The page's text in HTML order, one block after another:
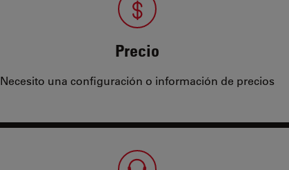
Precio
Necesito una configuración o información de precios